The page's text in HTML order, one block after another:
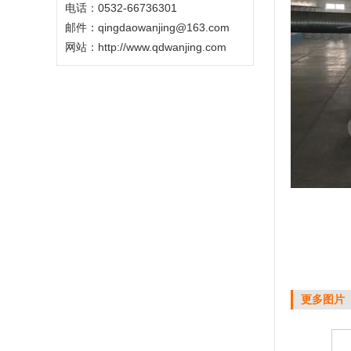
电话：0532-66736301
邮件：qingdaowanjing@163.com
网站： http://www.qdwanjing.com
更多图片